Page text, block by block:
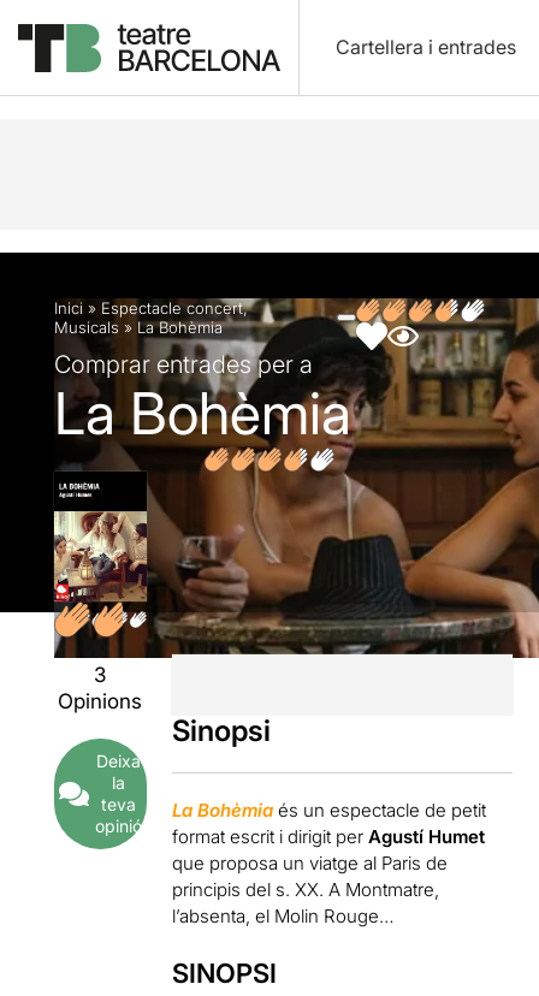
Cartellera i entrades
Descripció Fitxa artística Fotos i vídeos
Inici » Espectacle concert,
Musicals » La Bohèmia
Comprar entrades per a
La Bohèmia
3
Opinions
Deixa
la
teva
opinió
Sinopsi
La Bohèmia és un espectacle de petit
format escrit i dirigit perAgustí Humet
que proposa un viatgeal Paris de
principis del s. XX. A Montmatre,
l’absenta, el Molin Rouge…
SINOPSI